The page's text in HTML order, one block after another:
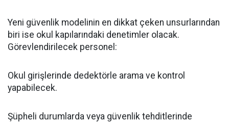
​Yeni güvenlik modelinin en dikkat çeken unsurlarından
biri ise okul kapılarındaki denetimler olacak.
Görevlendirilecek personel:
​Okul girişlerinde dedektörle arama ve kontrol
yapabilecek.
​Şüpheli durumlarda veya güvenlik tehditlerinde